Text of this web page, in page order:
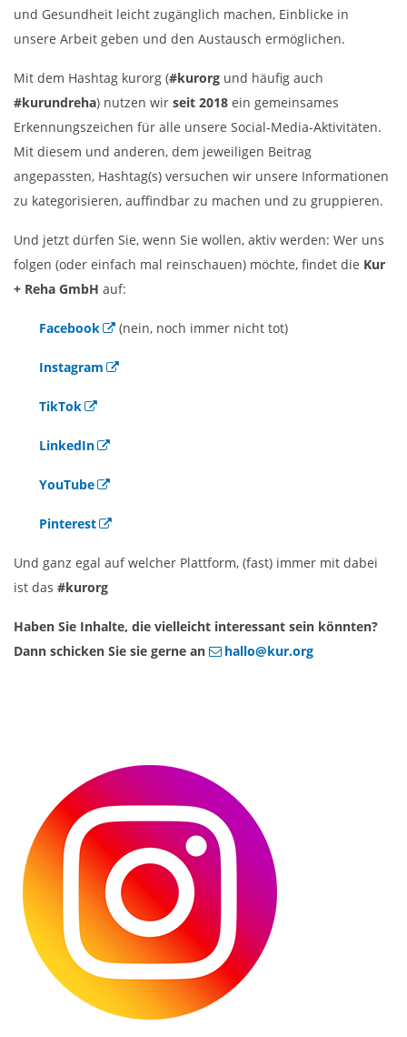
und Gesundheit leicht zugänglich machen, Einblicke in
unsere Arbeit geben und den Austausch ermöglichen.
Mit dem Hashtag kurorg (#kurorg und häufig auch
#kurundreha) nutzen wir seit 2018 ein gemeinsames
Erkennungszeichen für alle unsere Social-Media-Aktivitäten.
Mit diesem und anderen, dem jeweiligen Beitrag
angepassten, Hashtag(s) versuchen wir unsere Informationen
zu kategorisieren, auffindbar zu machen und zu gruppieren.
Und jetzt dürfen Sie, wenn Sie wollen, aktiv werden: Wer uns
folgen (oder einfach mal reinschauen) möchte, findet die Kur
+ Reha GmbH auf:
Facebook (nein, noch immer nicht tot)
Instagram
TikTok
LinkedIn
YouTube
Pinterest
Und ganz egal auf welcher Plattform, (fast) immer mit dabei
ist das #kurorg
Haben Sie Inhalte, die vielleicht interessant sein könnten?
Dann schicken Sie sie gerne an
hallo@kur.org